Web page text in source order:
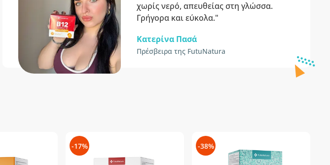
χωρίς νερό, απευθείας στη γλώσσα.
Γρήγορα και εύκολα."
Κατερίνα Πασά
Πρέσβειρα της FutuNatura
-17% -38%